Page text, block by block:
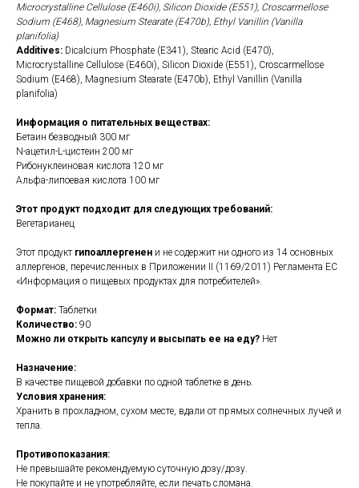
Microcrystalline Cellulose (E460i), Silicon Dioxide (E551), Croscarmellose
Sodium (E468), Magnesium Stearate (E470b), Ethyl Vanillin (Vanilla
planifolia)
Additives: Dicalcium Phosphate (E341), Stearic Acid (E470),
Microcrystalline Cellulose (E460i), Silicon Dioxide (E551), Croscarmellose
Sodium (E468), Magnesium Stearate (E470b), Ethyl Vanillin (Vanilla
planifolia)
Информация о питательных веществах:
Бетаин безводный 300 мг
N-ацетил-L-цистеин 200 мг
Рибонуклеиновая кислота 120 мг
Альфа-липоевая кислота 100 мг
Этот продукт подходит для следующих требований:
Вегетарианец
Этот продукт гипоаллергенен и не содержит ни одного из 14 основных
аллергенов, перечисленных в Приложении II (1169/2011) Регламента ЕС
«Информация о пищевых продуктах для потребителей».
Формат: Таблетки
Количество: 90
Можно ли открыть капсулу и высыпать ее на еду? Нет
Назначение:
В качестве пищевой добавки по одной таблетке в день.
Условия хранения:
Хранить в прохладном, сухом месте, вдали от прямых солнечных лучей и
тепла.
Противопоказания:
Не превышайте рекомендуемую суточную дозу/дозу.
Не покупайте и не употребляйте, если печать сломана.